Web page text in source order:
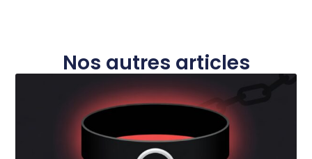
Nos autres articles